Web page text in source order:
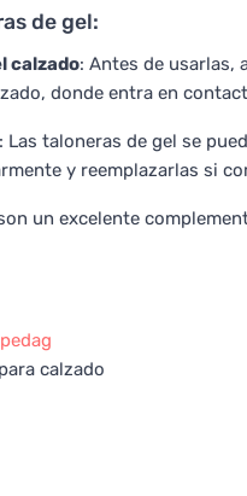
de gel:
calzado: Antes de usarlas,
donde entra en
: Las taloneras de gel se
y reemplazarlas si
un excelente
pedag
calzado